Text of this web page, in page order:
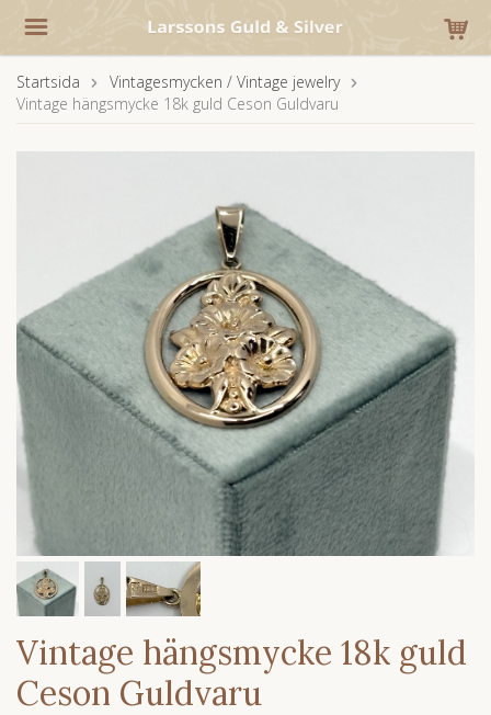
Startsida
Vintagesmycken / Vintage jewelry
Vintage hängsmycke 18k guld Ceson Guldvaru
Vintage hängsmycke 18k guld
Ceson Guldvaru